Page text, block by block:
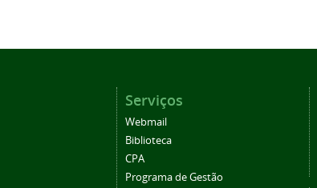
Serviços
Webmail
Biblioteca
CPA
Programa de Gestão